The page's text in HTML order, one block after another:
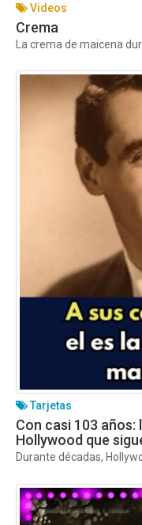
Videos
Crema
La crema de maicena
Tarjetas
Con casi 103 años:
Hollywood que
Durante décadas,